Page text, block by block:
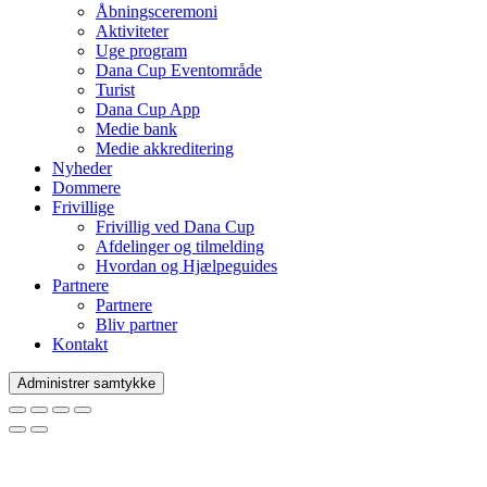
Åbningsceremoni
Aktiviteter
Uge program
Dana Cup Eventområde
Turist
Dana Cup App
Medie bank
Medie akkreditering
Nyheder
Dommere
Frivillige
Frivillig ved Dana Cup
Afdelinger og tilmelding
Hvordan og Hjælpeguides
Partnere
Partnere
Bliv partner
Kontakt
Administrer samtykke